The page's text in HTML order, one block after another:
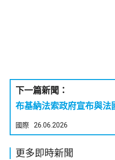
下一篇新聞：
布基納法索政府宣布與法
國際 26.06.2026
更多即時新聞